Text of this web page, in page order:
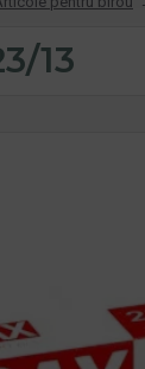
13